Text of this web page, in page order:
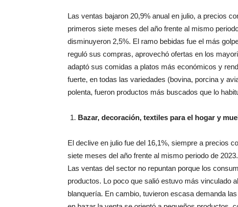
Las ventas bajaron 20,9% anual en julio, a precios
primeros siete meses del año frente al mismo
disminuyeron 2,5%. El ramo bebidas fue el más
reguló sus compras, aprovechó ofertas en los
adaptó sus comidas a platos más económicos y
fuerte, en todas las variedades (bovina, porcina y
polenta, fueron productos más buscados que lo
Bazar, decoración, textiles para el hogar y
El declive en julio fue del 16,1%, siempre a precios
siete meses del año frente al mismo periodo de
Las ventas del sector no repuntan porque los
productos. Lo poco que salió estuvo más vinculado
blanquería. En cambio, tuvieron escasa demanda
en bazar la venta se orientó a pequeños productos,